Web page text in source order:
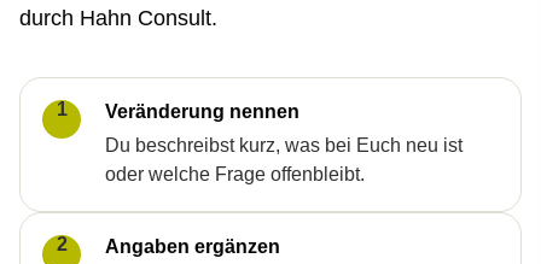
durch Hahn Consult.
1
Veränderung nennen
Du beschreibst kurz, was bei Euch neu ist
oder welche Frage offenbleibt.
2
Angaben ergänzen